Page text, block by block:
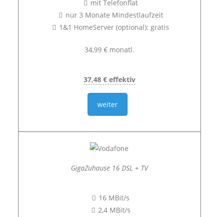
mit Telefonflat
nur 3 Monate Mindestlaufzeit
1&1 HomeServer (optional): gratis
34,99 € monatl.
37,48 € effektiv
weiter
GigaZuhause 16 DSL + TV
16 MBit/s
2,4 MBit/s